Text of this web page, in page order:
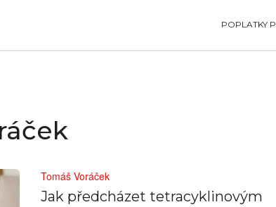
POPLATKY
Tomáš Voráček
Jak předcházet tetracyklinovým